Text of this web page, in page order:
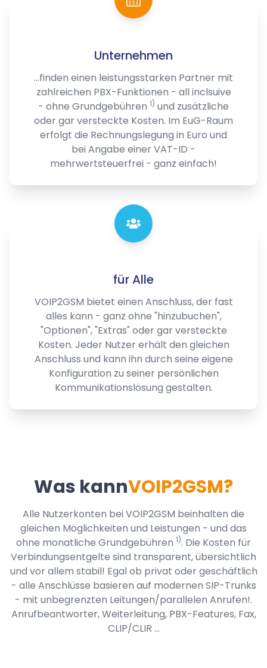
Unternehmen
...finden einen leistungsstarken Partner mit
zahlreichen PBX-Funktionen - all inclsuive
- ohne Grundgebühren 1) und zusätzliche
oder gar versteckte Kosten. Im EuG-Raum
erfolgt die Rechnungslegung in Euro und
bei Angabe einer VAT-ID -
mehrwertsteuerfrei - ganz einfach!
für Alle
VOIP2GSM bietet einen Anschluss, der fast
alles kann - ganz ohne "hinzubuchen",
"Optionen", "Extras" oder gar versteckte
Kosten. Jeder Nutzer erhält den gleichen
Anschluss und kann ihn durch seine eigene
Konfiguration zu seiner persönlichen
Kommunikationslösung gestalten.
Was kannVOIP2GSM?
Alle Nutzerkonten bei VOIP2GSM beinhalten die
gleichen Möglichkeiten und Leistungen - und das
ohne monatliche Grundgebühren 1). Die Kosten für
Verbindungsentgelte sind transparent, übersichtlich
und vor allem stabil! Egal ob privat oder geschäftlich
- alle Anschlüsse basieren auf modernen SIP-Trunks
- mit unbegrenzten Leitungen/parallelen Anrufen!.
Anrufbeantworter, Weiterleitung, PBX-Features, Fax,
CLIP/CLIR ...